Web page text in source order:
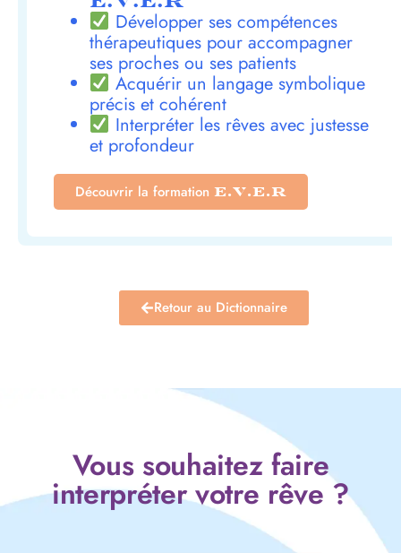
Développer ses compétences
thérapeutiques pour accompagner
ses proches ou ses patients
Acquérir un langage symbolique
précis et cohérent
Interpréter les rêves avec justesse
et profondeur
Découvrir la formation E.V.E.R
Retour au Dictionnaire
Vous souhaitez faire
interpréter votre rêve ?